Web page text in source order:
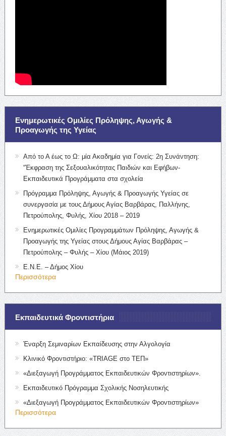
Ενημερωτικές Ομιλίες Πρόληψης, Αγωγής &
Προαγωγής της Υγείας
Από το Α έως το Ω: μία Ακαδημία για Γονείς: 2η Συνάντηση:
“Έκφραση της Σεξουαλικότητας Παιδιών και Εφήβων-
Εκπαιδευτικά Προγράμματα στα σχολεία
Πρόγραμμα Πρόληψης, Αγωγής & Προαγωγής Υγείας σε
συνεργασία με τους Δήμους Αγίας Βαρβάρας, Παλλήνης,
Πετρούπολης, Φυλής, Χίου 2018 – 2019
Ενημερωτικές Ομιλίες Προγραμμάτων Πρόληψης, Αγωγής &
Προαγωγής της Υγείας στους Δήμους Αγίας Βαρβάρας –
Πετρούπολης – Φυλής – Χίου (Μάιος 2019)
Ε.Ν.Ε. – Δήμος Χίου
Περισσότερα
Εκπαιδευτικά Φροντιστήρια
Έναρξη Σεμιναρίων Εκπαίδευσης στην Αλγολογία
Κλινικό Φροντιστήριο: «TRIAGE στο ΤΕΠ»
«Διεξαγωγή Προγράμματος Εκπαιδευτικών Φροντιστηρίων».
Εκπαιδευτικό Πρόγραμμα Σχολικής Νοσηλευτικής
«Διεξαγωγή Προγράμματος Εκπαιδευτικών Φροντιστηρίων»
Περισσότερα